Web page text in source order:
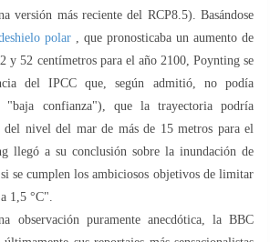
versión más reciente del RCP8.5). Basándose
polar , que pronosticaba un aumento de
y 52 centímetros para el año 2100, Poynting se
del IPCC que, según admitió, no podía
"baja confianza"), que la trayectoria podría
nivel del mar de más de 15 metros para el
llegó a su conclusión sobre la inundación de
se cumplen los ambiciosos objetivos de limitar
1,5 °C".
observación puramente anecdótica, la BBC